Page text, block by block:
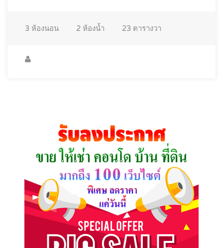
3 ห้องนอน 2 ห้องน้ำ 23 ตารางวา